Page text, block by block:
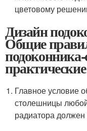
цветовому
Дизайн
Общие
Главное условие
столешницы
радиатора должен